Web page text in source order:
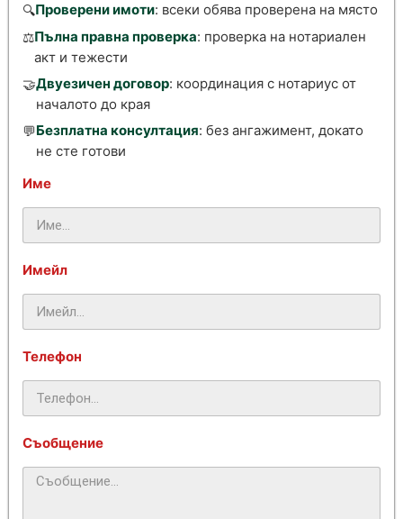
🔍Проверени имоти: всеки обява проверена на място
⚖️Пълна правна проверка: проверка на нотариален
акт и тежести
🤝Двуезичен договор: координация с нотариус от
началото до края
💬Безплатна консултация: без ангажимент, докато
не сте готови
Име
Имейл
Телефон
Съобщение